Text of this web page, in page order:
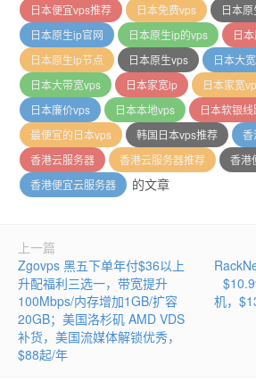
日本便宜vps推荐
日本免费vps
日本
日本原生ip官网
日本原生ip的vps
日
日本原生ip节点
日本原生vps
日本大
日本大带宽vps
日本家宽ip 日本家宽
日本廉价vps
日本本地vps
日本软银
最便宜的日本vps
韩国日本vps推荐 香
香港云服务器
香港云服务器推荐
香港
香港便宜云服务器
的文章
上一篇
Zgovps 黑五下单年付$36以上
升配福利三选一，带宽提升
100Mbps/内存增加1GB/扩容
20GB；美国洛杉矶 AMD VDS
补货，美国流媒体解锁优秀，
$88起/年
机，